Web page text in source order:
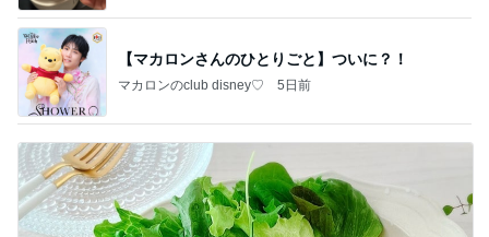
【マカロンさんのひとりごと】ついに？！
マカロンのclub disney♡ 5日前